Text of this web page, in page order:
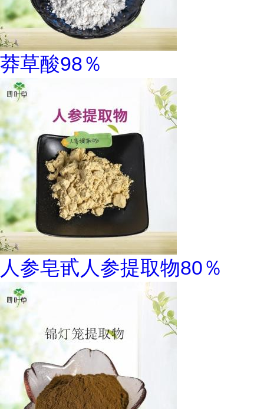
莽草酸98％
人参皂甙人参提取物80％